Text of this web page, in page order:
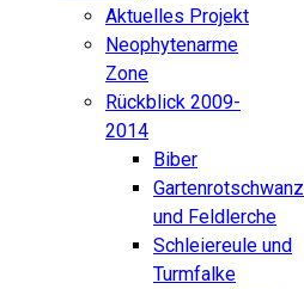
Aktuelles Projekt
Neophytenarme
Zone
Rückblick 2009-
2014
Biber
Gartenrotschwanz
und Feldlerche
Schleiereule und
Turmfalke